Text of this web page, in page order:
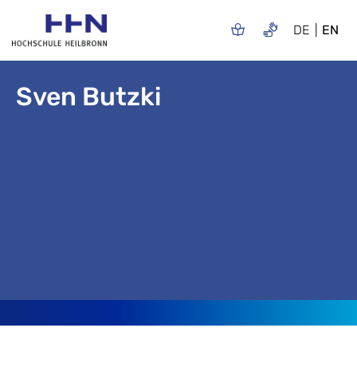
DE EN
Sven Butzki